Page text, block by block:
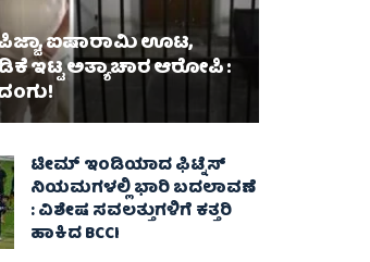
ಐಷಾರಾಮಿ ಊಟ,
ಇಟ್ಟ ಅತ್ಯಾಚಾರ ಆರೋಪಿ :
ಟೀಮ್ ಇಂಡಿಯಾದ ಫಿಟ್ನೆಸ್
ನಿಯಮಗಳಲ್ಲಿ ಭಾರಿ ಬದಲಾವಣೆ
: ವಿಶೇಷ ಸವಲತ್ತುಗಳಿಗೆ ಕತ್ತರಿ
ಹಾಕಿದ BCCI